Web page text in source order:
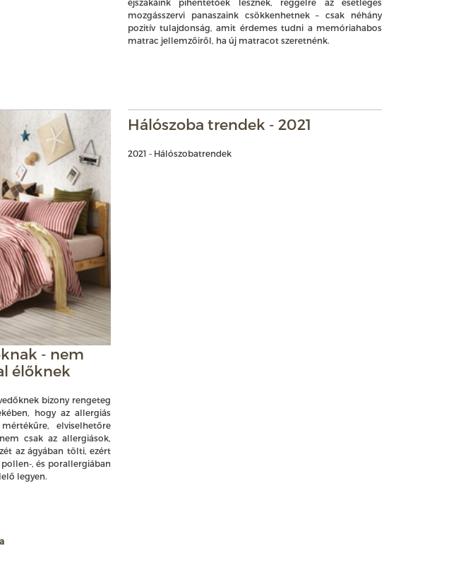
mozgásszervi panaszaink csökkenhetnek – csak néhány
pozitív tulajdonság, amit érdemes tudni a memóriahabos
matrac jellemzőiről, ha új matracot szeretnénk.
- nem
élőknek
bizony rengeteg
hogy az allergiás
elviselhetőre
csak az allergiások,
az ágyában tölti, ezért
, és porallergiában
legyen.
Hálószoba trendek - 2021
2021 - Hálószobatrendek